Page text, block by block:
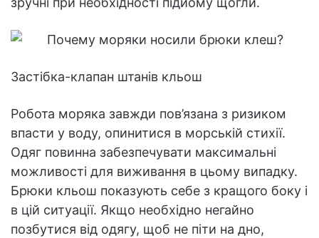
Застібка-клапан штанів кльош
Робота моряка завжди пов’язана з ризиком
впасти у воду, опинитися в морській стихії.
Одяг повинна забезпечувати максимальні
можливості для виживання в цьому випадку.
Брюки кльош показують себе з кращого боку і
в цій ситуації. Якщо необхідно негайно
позбутися від одягу, щоб не піти на дно,